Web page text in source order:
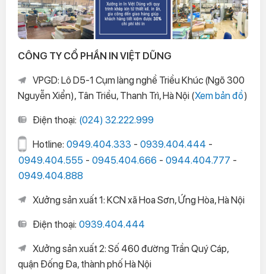
CÔNG TY CỔ PHẦN IN VIỆT DŨNG
VPGD: Lô D5-1 Cụm làng nghề Triều Khúc (Ngõ 300
Nguyễn Xiển), Tân Triều, Thanh Trì, Hà Nội (Xem bản đồ)
Điện thoại: (024) 32.222.999
Hotline: 0949.404.333 - 0939.404.444 -
0949.404.555 - 0945.404.666 - 0944.404.777 -
0949.404.888
Xưởng sản xuất 1: KCN xã Hoa Sơn, Ứng Hòa, Hà Nội
Điện thoại: 0939.404.444
Xưởng sản xuất 2: Số 460 đường Trần Quý Cáp,
quận Đống Đa, thành phố Hà Nội